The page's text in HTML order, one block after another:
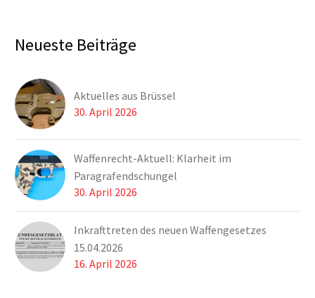
Neueste Beiträge
Aktuelles aus Brüssel
30. April 2026
Waffenrecht-Aktuell: Klarheit im
Paragrafendschungel
30. April 2026
Inkrafttreten des neuen Waffengesetzes
15.04.2026
16. April 2026